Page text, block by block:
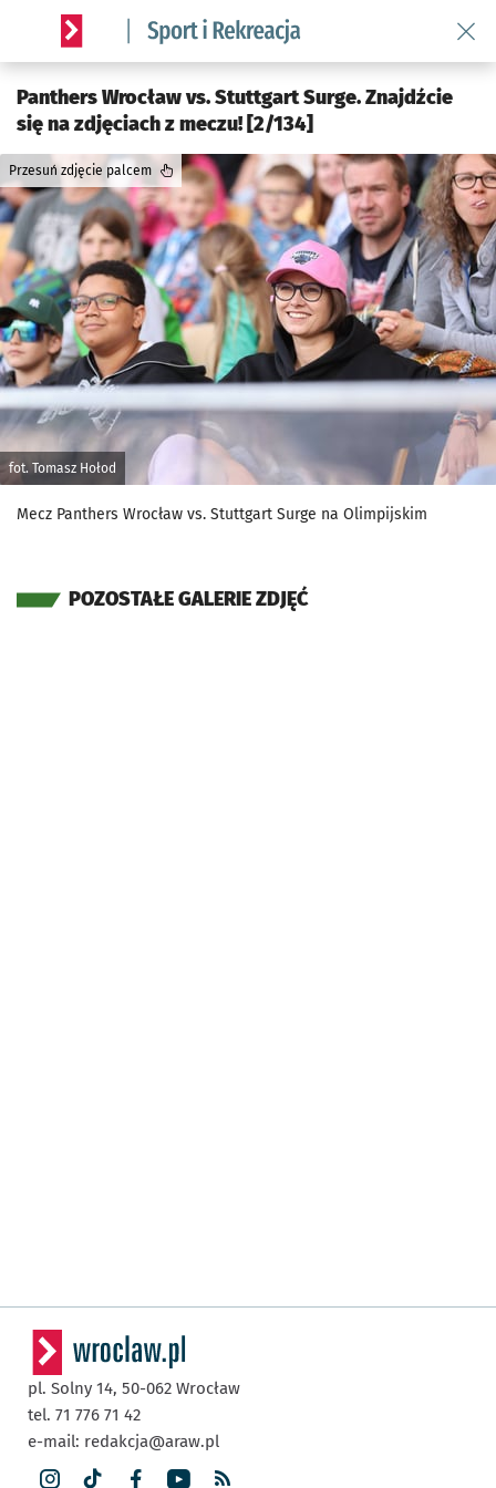
Serwis informacyjny wroclaw.pl podserwis: Sport i rekreacja
Panthers Wrocław vs. Stuttgart Surge. Znajdźcie
się na zdjęciach z meczu! [2/134]
fot. Tomasz Hołod
Przesuń zdjęcie palcem
Mecz Panthers Wrocław vs. Stuttgart Surge na Olimpijskim
POZOSTAŁE GALERIE ZDJĘĆ
pl. Solny 14, 50-062 Wrocław
tel. 71 776 71 42
e-mail: redakcja@araw.pl